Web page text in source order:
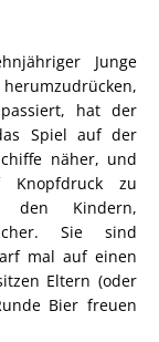
Junge
hat der
Spiel auf der
näher, und
Knopfdruck zu
den Kindern,
Sie sind
mal auf einen
Eltern (oder
Bier freuen